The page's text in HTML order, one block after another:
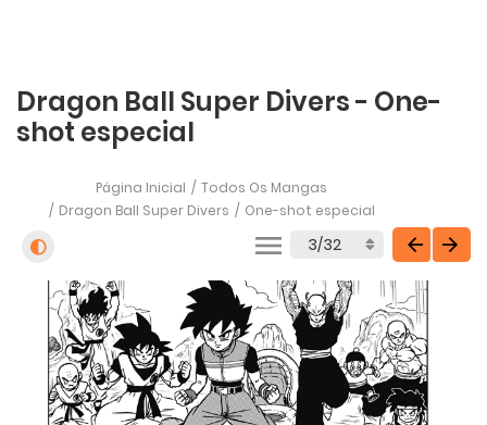
Dragon Ball Super Divers - One-
shot especial
Página Inicial
Todos Os Mangas
Dragon Ball Super Divers
One-shot especial